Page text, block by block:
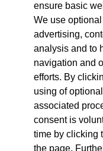
Was wir tun
Wen wir
Wer wir sind
News
ensure basic
We use
advertising,
analysis and to
navigation and
efforts. By
using of
associated
consent is
time by clicking
the page.